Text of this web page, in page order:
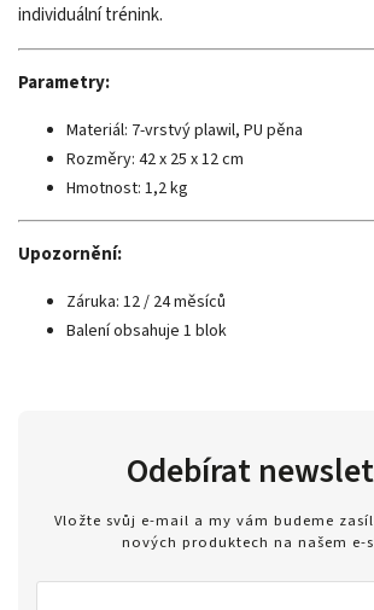
individuální trénink.
Parametry:
Materiál: 7-vrstvý plawil, PU pěna
Rozměry: 42 x 25 x 12 cm
Hmotnost: 1,2 kg
Upozornění:
Záruka: 12 / 24 měsíců
Balení obsahuje 1 blok
Odebírat
Vložte svůj e-mail a my vám budeme
nových produktech na našem e-